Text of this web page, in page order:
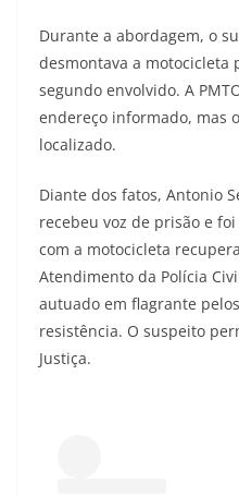
Durante a abordagem, o
desmontava a motocicleta
segundo envolvido. A
endereço informado, mas
localizado.
Diante dos fatos, Antonio
recebeu voz de prisão e
com a motocicleta
Atendimento da Polícia
autuado em flagrante
resistência. O suspeito
Justiça.